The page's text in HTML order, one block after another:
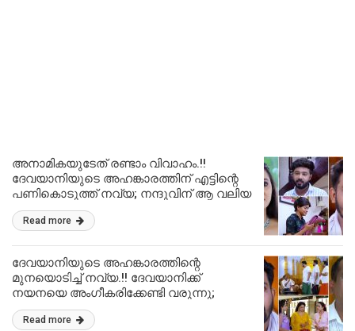
അനാമികയുടേത് രണ്ടാം വിവാഹം.!!
ദേവയാനിയുടെ അഹങ്കാരത്തിന് എട്ടിന്റെ
പണികൊടുത്ത് നവ്യ; നന്ദുവിന് ആ വലിയ
സമ്മാനവുമായി അനി | Patharamattu
today episode
Read more
ദേവയാനിയുടെ അഹങ്കാരത്തിന്റെ
മുനയൊടിച്ച് നവ്യ.!! ദേവയാനിക്ക്
നയനയെ അംഗീകരിക്കേണ്ടി വരുന്നു;
അനന്തപുരിയിൽ അവിചാരിതമായി വന്ന്
പെട്ട് ഷെഫ് പിള്ള | Patharamattu today
Read more